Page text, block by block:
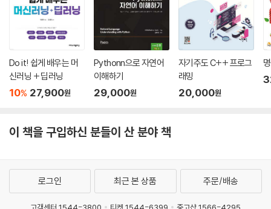
CHAPTER 07 아키텍처 설계와 패턴
01 아키텍처 기초
1 아키텍처란?
2 아키텍처의 역할
3 아키텍처의 표현
1 클라이언트 서버형
2 계층형
4 MVC
5 파이프 필터
6 데이터 중심 아키텍처
Do it! 쉽게 배우는 머
신러닝 + 딥러닝
10% 27,900원
Pythonn으로 자연어
이해하기
29,000원
자기주도 C++ 프로그
래밍
20,000원
이 책을 구입하신 분들이 산 분야 책
로그인 최근 본 상품 주문/배송
고객센터 1544-3800 티켓 1544-6399 중고샵 1566-4295